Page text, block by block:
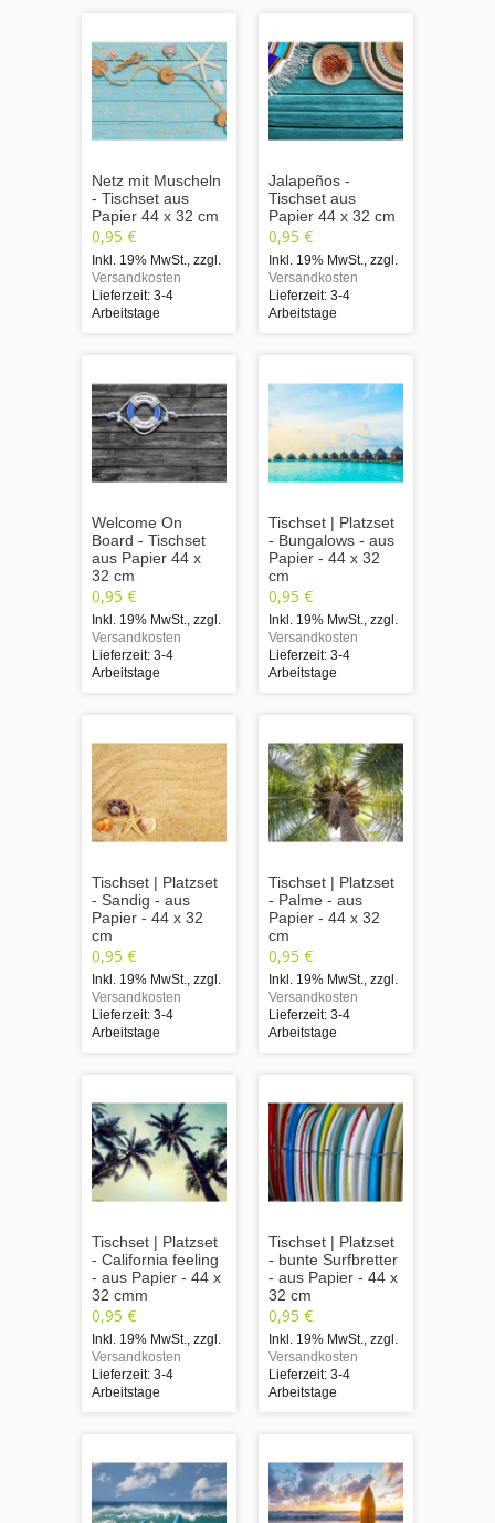
Netz mit Muscheln
- Tischset aus
Papier 44 x 32 cm
0,95 €
Inkl. 19% MwSt. zzgl.
Versandkosten
Lieferzeit: 3-4
Arbeitstage
Jalapeños -
Tischset aus
Papier 44 x 32 cm
0,95 €
Inkl. 19% MwSt. zzgl.
Versandkosten
Lieferzeit: 3-4
Arbeitstage
Welcome On
Board - Tischset
aus Papier 44 x
32 cm
0,95 €
Inkl. 19% MwSt. zzgl.
Versandkosten
Lieferzeit: 3-4
Arbeitstage
Tischset | Platzset
- Bungalows - aus
Papier - 44 x 32
cm
0,95 €
Inkl. 19% MwSt. zzgl.
Versandkosten
Lieferzeit: 3-4
Arbeitstage
Tischset | Platzset
- Sandig - aus
Papier - 44 x 32
cm
0,95 €
Inkl. 19% MwSt. zzgl.
Versandkosten
Lieferzeit: 3-4
Arbeitstage
Tischset | Platzset
- Palme - aus
Papier - 44 x 32
cm
0,95 €
Inkl. 19% MwSt. zzgl.
Versandkosten
Lieferzeit: 3-4
Arbeitstage
Tischset | Platzset
- California feeling
- aus Papier - 44 x
32 cmm
0,95 €
Inkl. 19% MwSt. zzgl.
Versandkosten
Lieferzeit: 3-4
Arbeitstage
Tischset | Platzset
- bunte Surfbretter
- aus Papier - 44 x
32 cm
0,95 €
Inkl. 19% MwSt. zzgl.
Versandkosten
Lieferzeit: 3-4
Arbeitstage